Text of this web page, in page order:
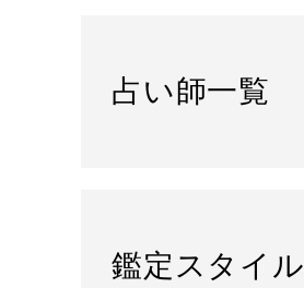
占い師一覧
鑑定スタイル